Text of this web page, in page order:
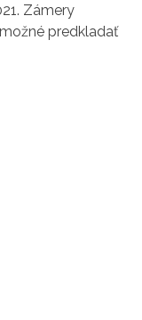
Zámery
predkladať